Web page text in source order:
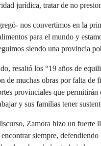
jurídica, tratar de no
nos convertimos en la
para el mundo y
siendo una provincia
resaltó los “19 años de
de muchas obras por falta
provinciales que
y sus familias tener
Zamora hizo un fuerte
siempre,